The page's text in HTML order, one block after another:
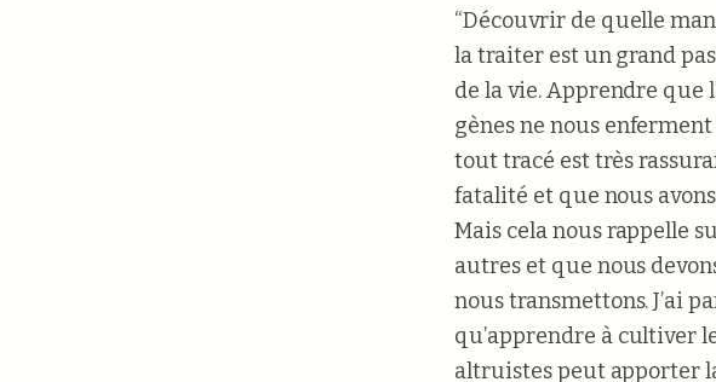
“Découvrir de quelle
la traiter est un grand
de la vie. Apprendre que
gènes ne nous
tout tracé est très
fatalité et que nous
Mais cela nous rappelle
autres et que nous
nous transmettons. J’ai
qu’apprendre à cultiver
altruistes peut apporter